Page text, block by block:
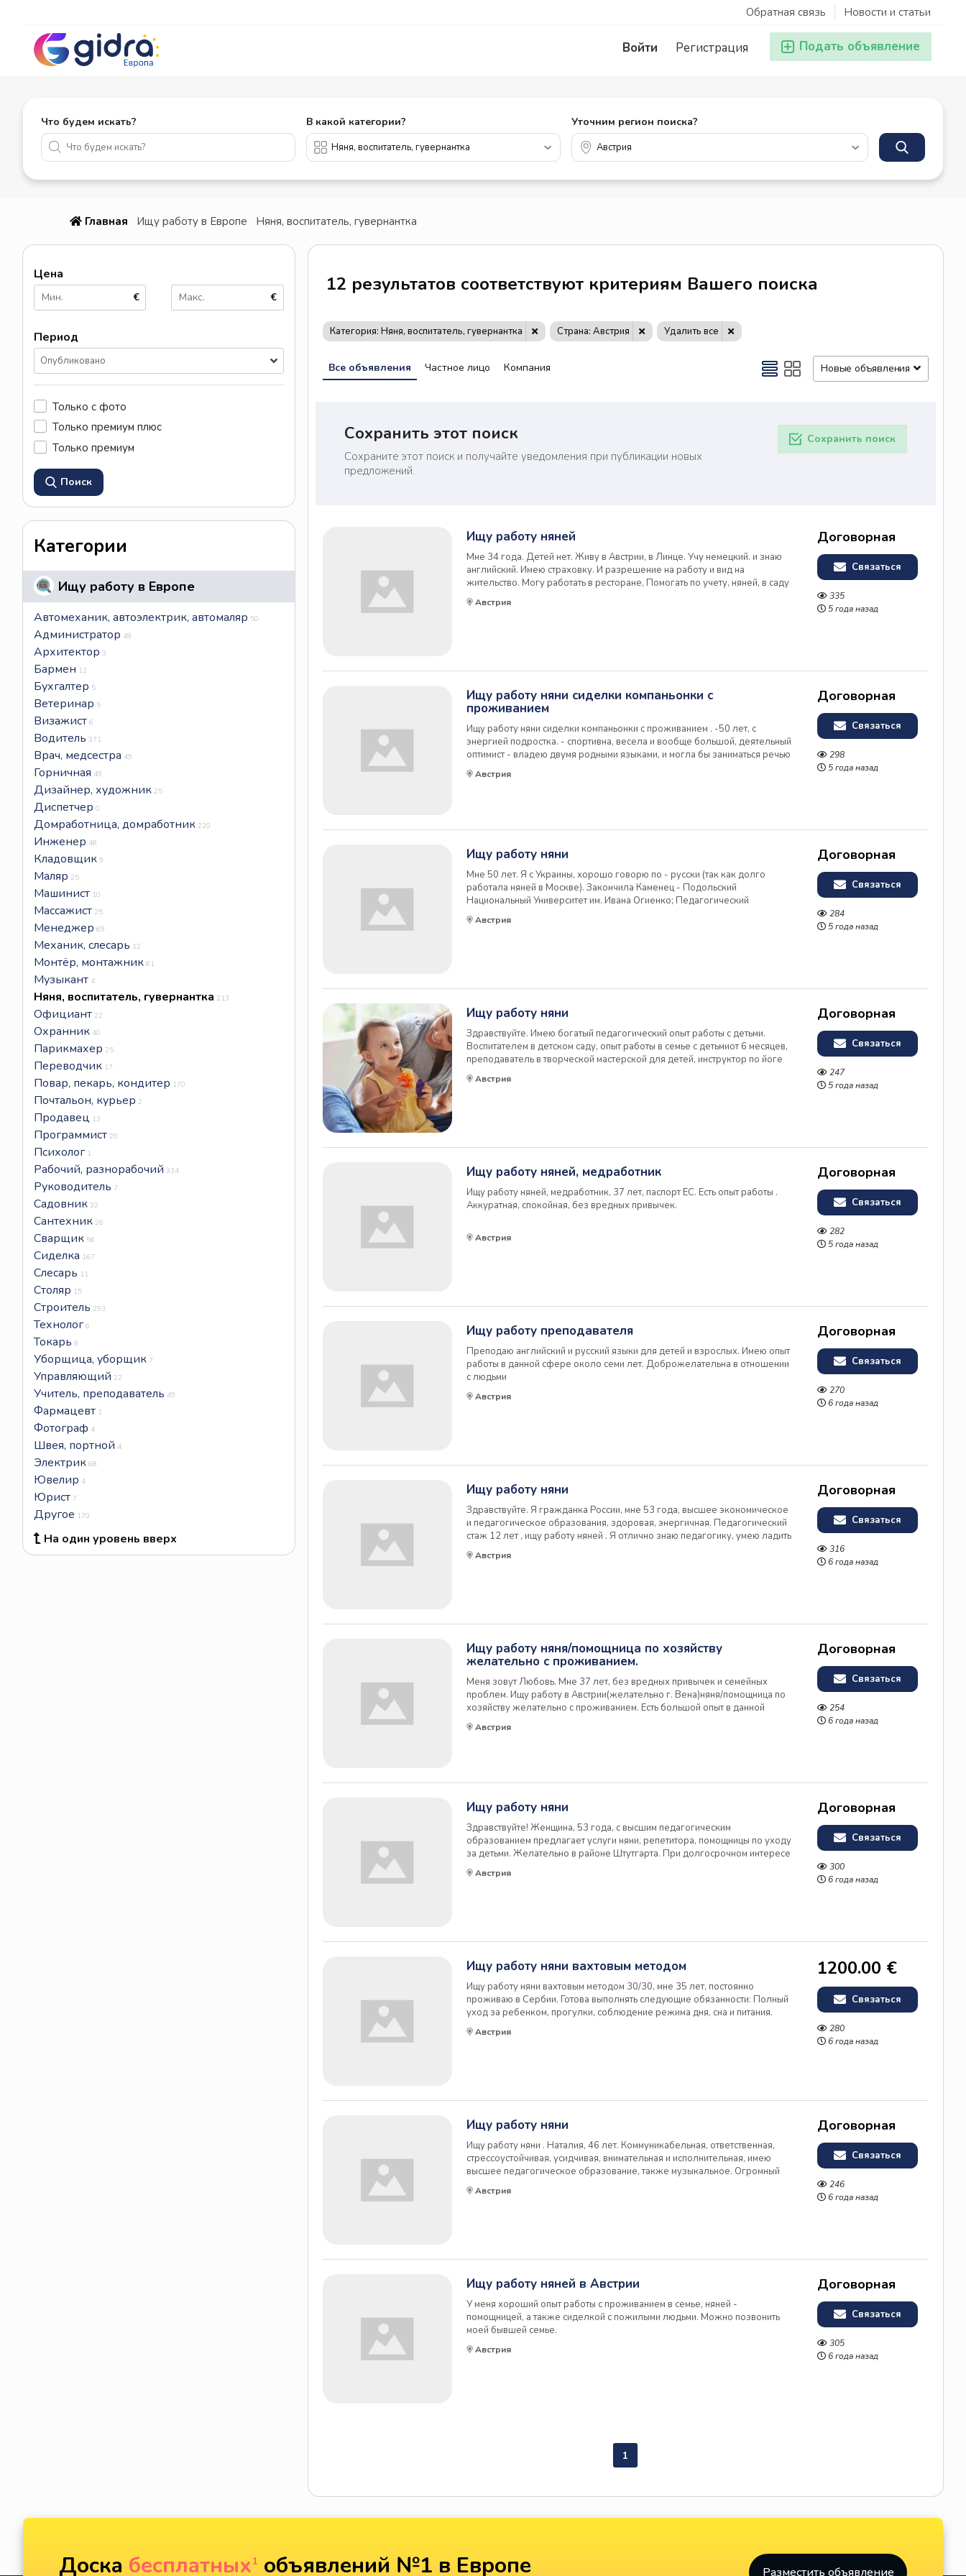
Новости и статьи
Обратная связь
Подать объявление
Регистрация
Войти
Что будем искать? В какой категории? Уточним регион поиска?
Главная Ищу работу в Европе Няня, воспитатель, гувернантка
Цена
€ €
Период
Опубликовано
Только с фото
Только премиум плюс
Только премиум
Поиск
Категории
Ищу работу в Европе
Автомеханик, автоэлектрик, автомаляр 50
Администратор 48
Архитектор 3
Бармен 12
Бухгалтер 5
Ветеринар 5
Визажист 6
Водитель 371
Врач, медсестра 49
Горничная 49
Дизайнер, художник 25
Диспетчер 0
Домработница, домработник 220
Инженер 48
Кладовщик 9
Маляр 25
Машинист 10
Массажист 25
Менеджер 69
Механик, слесарь 12
Монтёр, монтажник 61
Музыкант 4
Няня, воспитатель, гувернантка 213
Официант 22
Охранник 40
Парикмахер 25
Переводчик 17
Повар, пекарь, кондитер 170
Почтальон, курьер 2
Продавец 13
Программист 20
Психолог 1
Рабочий, разнорабочий 334
Руководитель 7
Садовник 32
Сантехник 26
Сварщик 56
Сиделка 167
Слесарь 11
Столяр 15
Строитель 293
Технолог 6
Токарь 8
Уборщица, уборщик 7
Управляющий 22
Учитель, преподаватель 49
Фармацевт 1
Фотограф 4
Швея, портной 4
Электрик 68
Ювелир 4
Юрист 7
Другое 170
На один уровень вверх
12 результатов соответствуют критериям Вашего поиска
Категория: Няня, воспитатель, гувернантка Страна: Австрия Удалить все
Все объявления Частное лицо Компания Новые объявления
Сохранить этот поиск
Сохраните этот поиск и получайте уведомления при публикации новых
предложений.
Сохранить поиск
Ищу работу няней
Мне 34 года. Детей нет. Живу в Австрии, в Линце. Учу немецкий. и знаю
английский. Имею страховку. И разрешение на работу и вид на
жительство. Могу работать в ресторане, Помогать по учету, няней, в саду
и в доме. Имею не законченное высшее по юриспруденции, и не
законченное финансовое. Рабочий стаж 18 лет полный. Имею н...
Австрия
Договорная
Связаться
335
5 года назад
Ищу работу няни сиделки компаньонки с
проживанием
Ищу работу няни сиделки компаньонки с проживанием . -50 лет, с
энергией подростка. - спортивна, весела и вообще большой, деятельный
оптимист - владею двумя родными языками, и могла бы заниматься речью
с детками по - русски и - при желании - по - гречески . -(греческое
гражданство, живу 30 лет на Крите, по происхождению...
Австрия
Договорная
Связаться
298
5 года назад
Ищу работу няни
Мне 50 лет. Я с Украины, хорошо говорю по - русски (так как долго
работала няней в Москве). Закончила Каменец - Подольский
Национальный Университет им. Ивана Огиенко; Педагогический
факультет. Опыт работы няней около 14 лет с детьми от рождения до 6
лет; бывало в семьях с 3 детьми. Есть загран паспорт и польская виза. ...
Австрия
Договорная
Связаться
284
5 года назад
Ищу работу няни
Здравствуйте. Имею богатый педагогический опыт работы с детьми.
Воспитателем в детском саду, опыт работы в семье с детьмиот 6 месяцев,
преподаватель в творческой мастерской для детей, инструктор по йоге
для детей и взрослых, педагог дополнительного образования. Знаю
английский и немецкие языки, есть водительские права,...
Австрия
Договорная
Связаться
247
5 года назад
Ищу работу няней, медработник
Ищу работу няней, медработник, 37 лет, паспорт ЕС. Есть опыт работы .
Аккуратная, спокойная, без вредных привычек.
Австрия
Договорная
Связаться
282
5 года назад
Ищу работу преподавателя
Преподаю английский и русский языки для детей и взрослых. Имею опыт
работы в данной сфере около семи лет. Доброжелательна в отношении
с людьми
Австрия
Договорная
Связаться
270
6 года назад
Ищу работу няни
Здравствуйте. Я гражданка России, мне 53 года, высшее экономическое
и педагогическое образования, здоровая, энергичная. Педагогический
стаж 12 лет , ищу работу няней . Я отлично знаю педагогику, умею ладить
с детьми. Много лет провожу праздники как для детей, так и взрослых,
могла бы работать гувернанткой или няней. Но...
Австрия
Договорная
Связаться
316
6 года назад
Ищу работу няня/помощница по хозяйству
желательно с проживанием.
Меня зовут Любовь. Мне 37 лет, без вредных привычек и семейных
проблем. Ищу работу в Австрии(желательно г. Вена)няня/помощница по
хозяйству желательно с проживанием. Есть большой опыт в данной
работе с детьми разного возраста(начиная от 4х месяцев). О
себе:порядочная, аккуратная, чистоплотная, хозяйственная, исполнител...
Австрия
Договорная
Связаться
254
6 года назад
Ищу работу няни
Здравствуйте! Женщина, 53 года, с высшим педагогическим
образованием предлагает услуги няни, репетитора, помощницы по уходу
за детьми. Желательно в районе Штутгарта. При долгосрочном интересе
работодателя согласна на переезд. Имею немецкое гражданство,
постоянно проживаю в Германии. Диплом учителя подтверждён в Баден
Австрия
Договорная
Связаться
300
6 года назад
Ищу работу няни вахтовым методом
Ищу работу няни вахтовым методом 30/30, мне 35 лет, постоянно
проживаю в Сербии. Готова выполнять следующие обязанности: Полный
уход за ребенком, прогулки, соблюдение режима дня, сна и питания.
Поддержание чистоты в комнате ребенка и игровых зонах, уход за
гардеробом ребенка. Развитие и обучение по возрасту. Частичная ...
Австрия
1200.00 €
Связаться
280
6 года назад
Ищу работу няни
Ищу работу няни . Наталия, 46 лет. Коммуникабельная, ответственная,
стрессоустойчивая, усидчивая, внимательная и исполнительная, имею
высшее педагогическое образование, также музыкальное. Огромный
опыт работы как с детьми дошкольного и школьного возраста .
Австрия
Договорная
Связаться
246
6 года назад
Ищу работу няней в Австрии
У меня хороший опыт работы с проживанием в семье, няней -
помощницей, а также сиделкой с пожилыми людьми. Можно позвонить
моей бывшей семье.
Австрия
Договорная
Связаться
305
6 года назад
1
Доска бесплатных1 объявлений №1 в Европе Разместить объявление